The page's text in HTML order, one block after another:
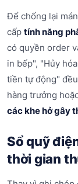
Để chống lại
cấp tính năng
có quyền order
in bếp", "Hủy
tiền tự động"
hàng trưởng
các khe hở gây
Sổ quỹ
thời gian